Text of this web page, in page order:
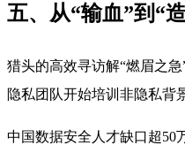
五、从“输血”到“
猎头的高效寻访解“燃眉之
隐私团队开始培训非隐私背
中国数据安全人才缺口超50